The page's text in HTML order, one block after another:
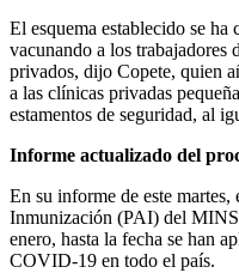
El esquema establecido se ha
vacunando a los trabajadores
privados, dijo Copete, quien
a las clínicas privadas
estamentos de seguridad, al
Informe actualizado del
En su informe de este
Inmunización (PAI) del
enero, hasta la fecha se han
COVID-19 en todo el país.